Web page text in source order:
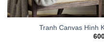
Tranh Canvas Hình